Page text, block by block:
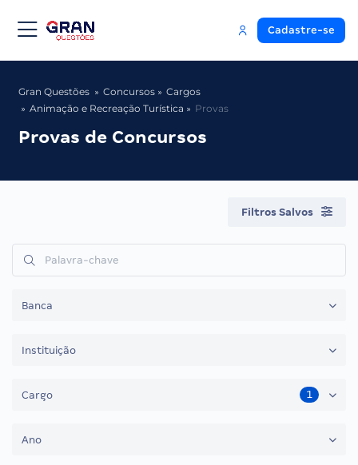
Cadastre-se
Gran Questões Concursos
Cargos
Animação e Recreação Turística
Provas
Provas de Concursos
Filtros Salvos
Banca
Instituição
Cargo 1
Ano